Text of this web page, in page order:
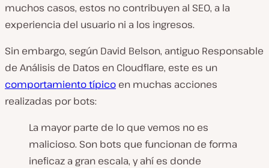
muchos casos, estos no contribuyen al SEO, a la
experiencia del usuario ni a los ingresos.
Sin embargo, según David Belson, antiguo Responsable
de Análisis de Datos en Cloudflare, este es un
comportamiento típico en muchas acciones
realizadas por bots:
La mayor parte de lo que vemos no es
malicioso. Son bots que funcionan de forma
ineficaz a gran escala, y ahí es donde